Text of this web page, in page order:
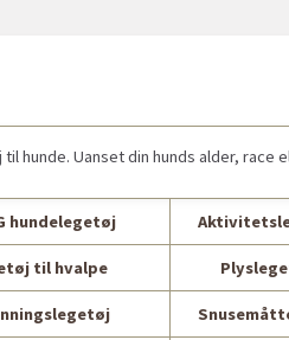
hunde. Uanset din hunds alder,
hundelegetøj
til hvalpe